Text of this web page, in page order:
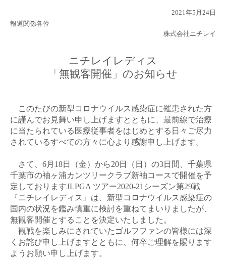
2021年5 月 24 日
報道関係各位
株式会社ニチレイ
ニチレイレディス
「無観客開催」のお知らせ
このたびの新型コロナウイルス感染症に罹患された方
に謹んでお見舞い申し上げますとともに、最前線で治療
に当たられている医療従事者をはじめとする日々ご尽力
されているすべての方々に心より感謝申し上げます。
さて、 6月 18日（金）から20日（日）の3日間、千葉県
千葉市の袖ヶ浦カンツリークラブ新袖コースで開催を予
定しておりますJLPGA ツアー2020-21 シーズン第29戦
『ニチレイレディス』は、新型コロナウイルス感染症の
国内の状況を鑑み慎重に検討を重ねてまいりましたが、
無観客開催とすることを決定いたしました。
観戦を楽しみにされていたゴルフファンの皆様には深
くお詫び申し上げますとともに、何卒ご理解を賜ります
ようお願い申し上げます。